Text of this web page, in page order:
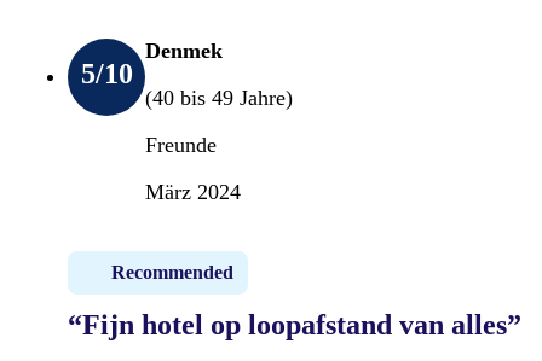
5/10
Denmek
(40 bis 49 Jahre)
Freunde
März 2024
Recommended
“Fijn hotel op loopafstand van alles”